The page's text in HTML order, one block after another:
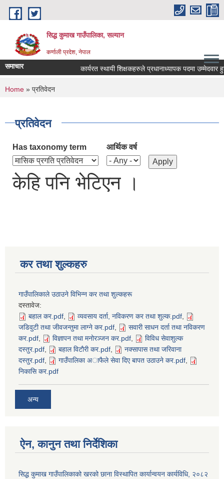
Skip to main content
सिद्ध कुमाख गाउँपालिका, सल्यान
कर्णाली प्रदेश, नेपाल
समाचार कार्यरत स्थायी शिक्षकहरुले प्रधानाध्यापक पदमा उम्मेदवार
You are here
Home » प्रतिवेदन
प्रतिवेदन
Has taxonomy term आर्थिक वर्ष
केहि पनि भेटिएन ।
कर तथा शुल्कहरु
गाउँपालिकाले उठाउने विभिन्न कर तथा शुल्कहरू
दस्तावेज:
बहाल कर.pdf
व्यवसाय दर्ता, नविकरण कर तथा शुल्क.pdf
जडिवुटी तथा जीवजन्तुमा लाग्ने कर.pdf
सवारी साधन दर्ता तथा नविकरण
कर.pdf
विज्ञापन तथा मनोरञ्जन कर.pdf
विविध सेवाशुल्क
दस्तुर.pdf
बहाल विटाैरी कर.pdf
नक्सापास तथा जरिवाना
दस्तुर.pdf
गाउँपालिका अाफैले सेवा दिए बापत उठाउने कर.pdf
निकासि कर.pdf
अन्य
ऐन, कानुन तथा निर्देशिका
सिद्ध कुमाख गाउँपालिकाको खरको छाना विस्थापित कार्यान्वयन कार्यविधि, २०८२